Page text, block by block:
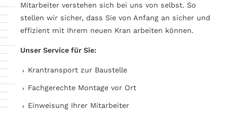
Mitarbeiter verstehen sich bei uns von selbst. So
stellen wir sicher, dass Sie von Anfang an sicher und
effizient mit Ihrem neuen Kran arbeiten können.
Unser Service für Sie:
Krantransport zur Baustelle
Fachgerechte Montage vor Ort
Einweisung Ihrer Mitarbeiter